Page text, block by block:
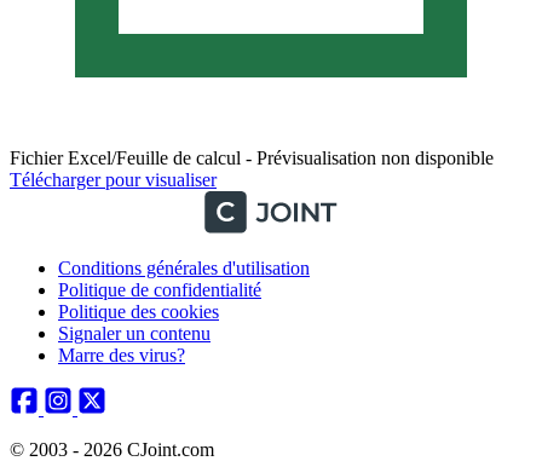
Fichier Excel/Feuille de calcul - Prévisualisation non disponible
Télécharger pour visualiser
Conditions générales d'utilisation
Politique de confidentialité
Politique des cookies
Signaler un contenu
Marre des virus?
© 2003 - 2026 CJoint.com